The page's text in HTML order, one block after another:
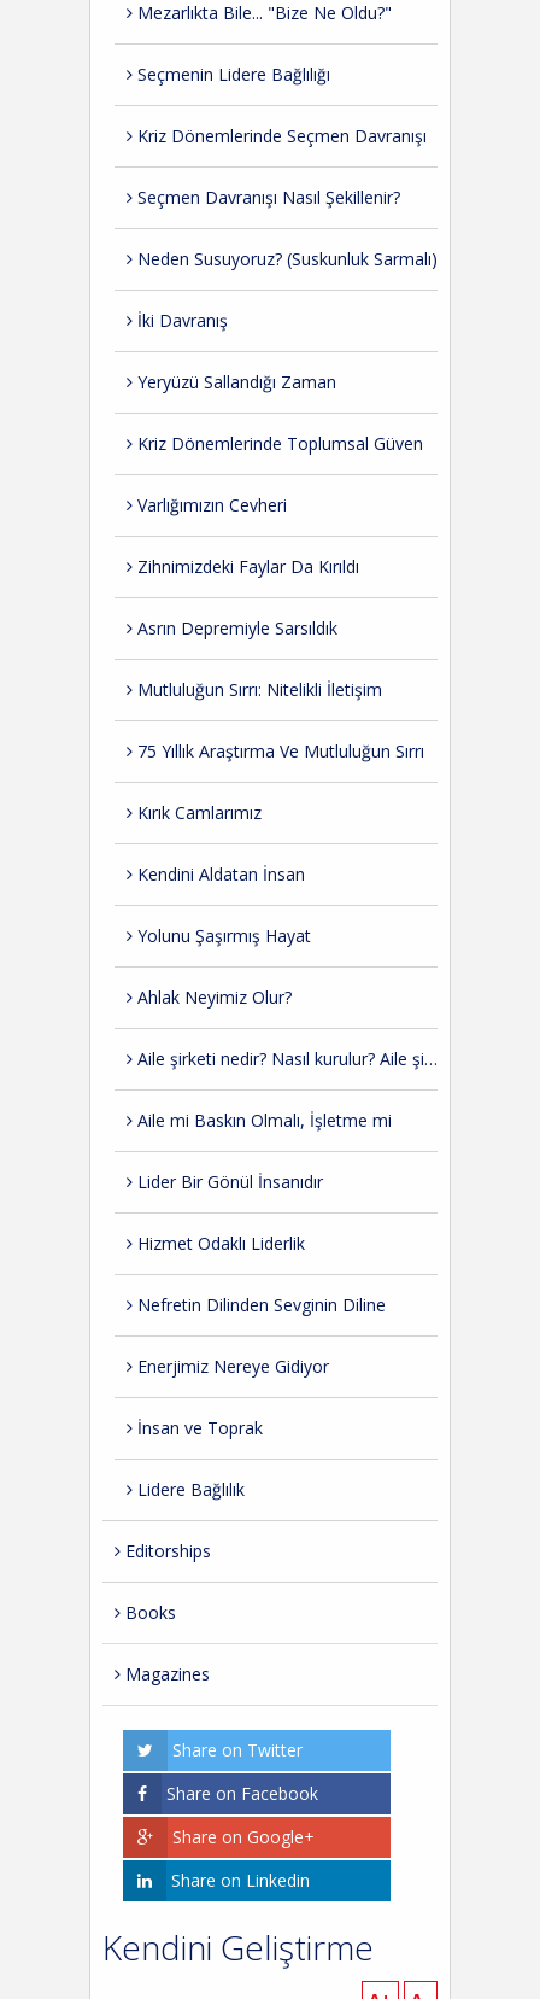
Mezarlıkta Bile... "Bize Ne Oldu?"
Seçmenin Lidere Bağlılığı
Kriz Dönemlerinde Seçmen Davranışı
Seçmen Davranışı Nasıl Şekillenir?
Neden Susuyoruz? (Suskunluk Sarmalı)
İki Davranış
Yeryüzü Sallandığı Zaman
Kriz Dönemlerinde Toplumsal Güven
Varlığımızın Cevheri
Zihnimizdeki Faylar Da Kırıldı
Asrın Depremiyle Sarsıldık
Mutluluğun Sırrı: Nitelikli İletişim
75 Yıllık Araştırma Ve Mutluluğun Sırrı
Kırık Camlarımız
Kendini Aldatan İnsan
Yolunu Şaşırmış Hayat
Ahlak Neyimiz Olur?
Aile şirketi nedir? Nasıl kurulur? Aile şirketlerinde kurumsallaşma nasıl olmalı?
Aile mi Baskın Olmalı, İşletme mi
Lider Bir Gönül İnsanıdır
Hizmet Odaklı Liderlik
Nefretin Dilinden Sevginin Diline
Enerjimiz Nereye Gidiyor
İnsan ve Toprak
Lidere Bağlılık
Editorships
Books
Magazines
Share on Twitter
Share on Facebook
Share on Google+
Share on Linkedin
Kendini Geliştirme